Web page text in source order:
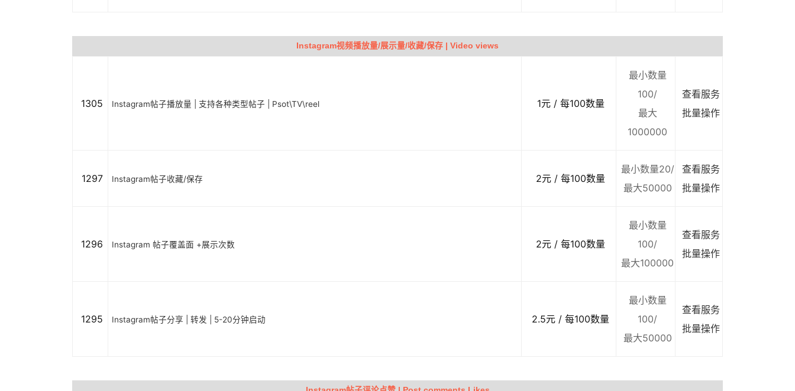
Instagram视频播放量/展示量/收藏/保存 | Video views
1305 Instagram帖子播放量 | 支持各种类型帖子 | Psot\TV\reel 1元 / 每100数量
最小数量
100/
最大
1000000
查看服务
批量操作
1297 Instagram帖子收藏/保存 2元 / 每100数量
最小数量20/
最大50000
查看服务
批量操作
1296 Instagram 帖子覆盖面 +展示次数 2元 / 每100数量
最小数量
100/
最大100000
查看服务
批量操作
1295 Instagram帖子分享 | 转发 | 5-20分钟启动 2.5元 / 每100数量
最小数量
100/
最大50000
查看服务
批量操作